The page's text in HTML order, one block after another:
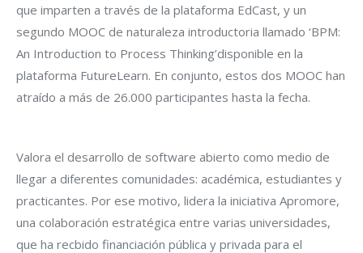
que imparten a través de la plataforma EdCast, y un
segundo MOOC de naturaleza introductoria llamado ‘BPM:
An Introduction to Process Thinking’disponible en la
plataforma FutureLearn. En conjunto, estos dos MOOC han
atraído a más de 26.000 participantes hasta la fecha.
Valora el desarrollo de software abierto como medio de
llegar a diferentes comunidades: académica, estudiantes y
practicantes. Por ese motivo, lidera la iniciativa Apromore,
una colaboración estratégica entre varias universidades,
que ha recbido financiación pública y privada para el